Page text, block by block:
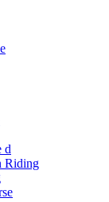
d
Riding